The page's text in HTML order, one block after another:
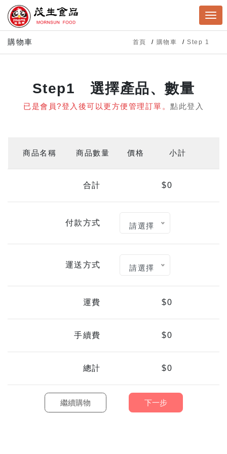
購物車 首頁 購物車 Step 1
Step1 選擇產品、數量
已是會員?登入後可以更方便管理訂單。 點此登入
商品名稱 商品數量 價格 小計
合計 $0
付款方式 請選擇
運送方式 請選擇
運費 $0
手續費 $0
總計 $0